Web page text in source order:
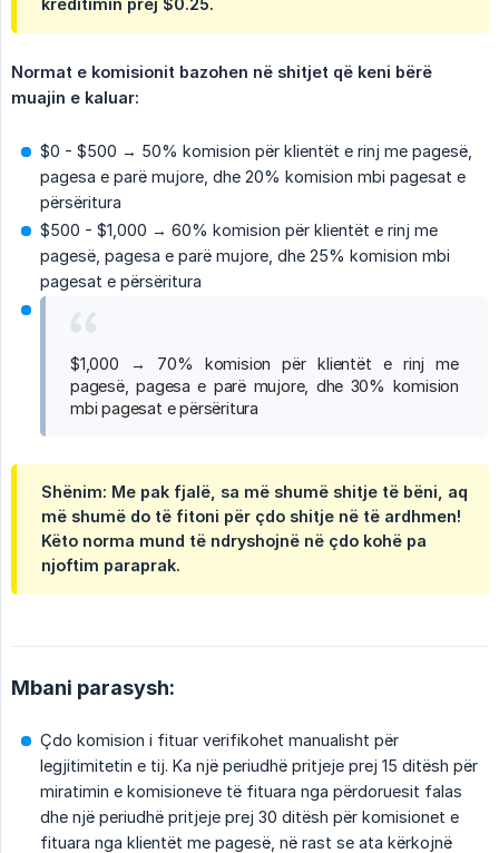
kreditimin prej $0.25.
Normat e komisionit bazohen në shitjet që keni bërë
muajin e kaluar:
$0 - $500 → 50% komision për klientët e rinj me pagesë,
pagesa e parë mujore, dhe 20% komision mbi pagesat e
përsëritura
$500 - $1,000 → 60% komision për klientët e rinj me
pagesë, pagesa e parë mujore, dhe 25% komision mbi
pagesat e përsëritura
$1,000 → 70% komision për klientët e rinj me
pagesë, pagesa e parë mujore, dhe 30% komision
mbi pagesat e përsëritura
Shënim: Me pak fjalë, sa më shumë shitje të bëni, aq
më shumë do të fitoni për çdo shitje në të ardhmen!
Këto norma mund të ndryshojnë në çdo kohë pa
njoftim paraprak.
Mbani parasysh:
Çdo komision i fituar verifikohet manualisht për
legjitimitetin e tij. Ka një periudhë pritjeje prej 15 ditësh për
miratimin e komisioneve të fituara nga përdoruesit falas
dhe një periudhë pritjeje prej 30 ditësh për komisionet e
fituara nga klientët me pagesë, në rast se ata kërkojnë